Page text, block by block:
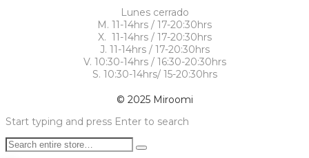
Lunes cerrado
M. 11-14hrs / 17-20:30hrs
X. 11-14hrs / 17-20:30hrs
J. 11-14hrs / 17-20:30hrs
V. 10:30-14hrs / 16:30-20:30hrs
S. 10:30-14hrs/ 15-20:30hrs
© 2025 Miroomi
Start typing and press Enter to search